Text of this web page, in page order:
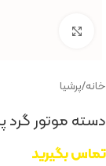
خانه/پرشیا
دسته موتور گرد
تماس بگیرید